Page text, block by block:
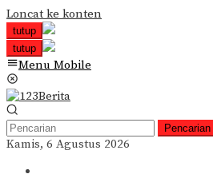
Loncat ke konten
tutup
tutup
Menu Mobile
Pencarian
Kamis, 6 Agustus 2026